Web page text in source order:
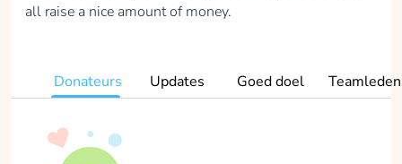
all raise a nice amount of money.
Donateurs Updates Goed doel Teamleden